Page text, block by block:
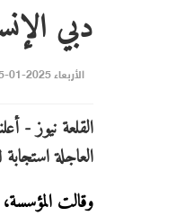
دبي الإنسانية: 68 طن
الأربعاء 2025-01-15 | 10:49 pm
العاجلة